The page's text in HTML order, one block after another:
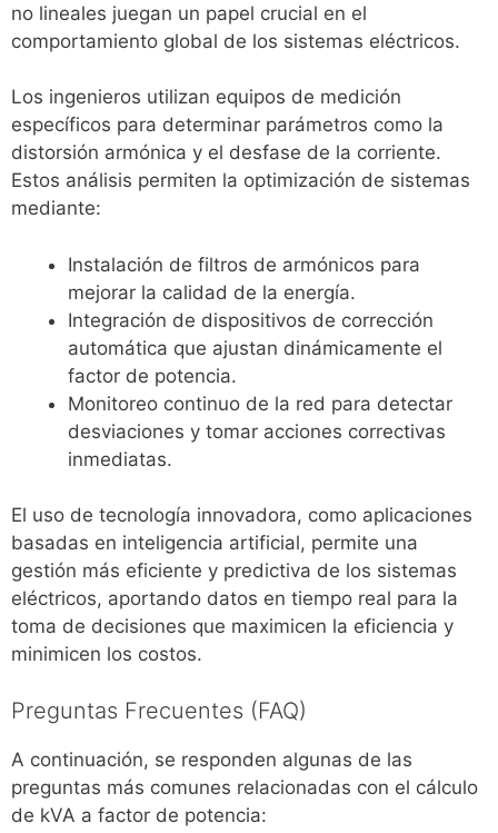
no lineales juegan un papel crucial en el
comportamiento global de los sistemas eléctricos.
Los ingenieros utilizan equipos de medición
específicos para determinar parámetros como la
distorsión armónica y el desfase de la corriente.
Estos análisis permiten la optimización de sistemas
mediante:
Instalación de filtros de armónicos para
mejorar la calidad de la energía.
Integración de dispositivos de corrección
automática que ajustan dinámicamente el
factor de potencia.
Monitoreo continuo de la red para detectar
desviaciones y tomar acciones correctivas
inmediatas.
El uso de tecnología innovadora, como aplicaciones
basadas en inteligencia artificial, permite una
gestión más eficiente y predictiva de los sistemas
eléctricos, aportando datos en tiempo real para la
toma de decisiones que maximicen la eficiencia y
minimicen los costos.
Preguntas Frecuentes (FAQ)
A continuación, se responden algunas de las
preguntas más comunes relacionadas con el cálculo
de kVA a factor de potencia: